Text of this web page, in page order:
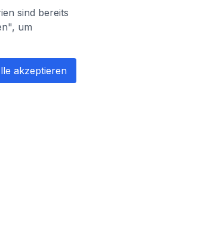
sind bereits
um
akzeptieren